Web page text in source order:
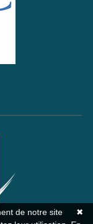
✖
de notre site